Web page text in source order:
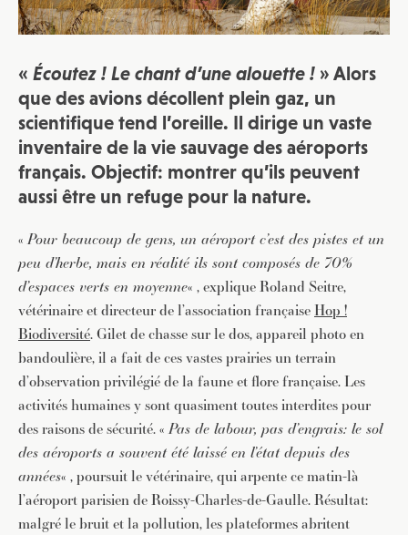
« Écoutez ! Le chant d’une alouette ! » Alors
que des avions décollent plein gaz, un
scientifique tend l’oreille. Il dirige un vaste
inventaire de la vie sauvage des aéroports
français. Objectif: montrer qu’ils peuvent
aussi être un refuge pour la nature.
«Pour beaucoup de gens, un aéroport c’est des pistes et un
peu d’herbe, mais en réalité ils sont composés de 70%
d’espaces verts en moyenne« , explique Roland Seitre,
vétérinaire et directeur de l’association françaiseHop !
Biodiversité. Gilet de chasse sur le dos, appareil photo en
bandoulière, il a fait de ces vastes prairies un terrain
d’observation privilégié de la faune et flore française. Les
activités humaines y sont quasiment toutes interdites pour
des raisons de sécurité. «Pas de labour, pas d’engrais: le sol
des aéroports a souvent été laissé en l’état depuis des
années« , poursuit le vétérinaire, qui arpente ce matin-là
l’aéroport parisien de Roissy-Charles-de-Gaulle. Résultat:
malgré le bruit et la pollution, les plateformes abritent